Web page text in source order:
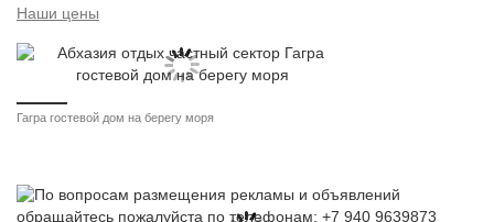
Наши цены
Гагра гостевой дом на берегу моря